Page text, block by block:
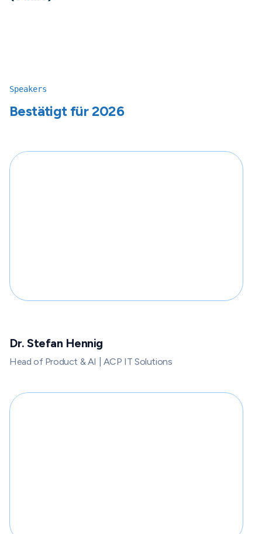
Speakers
Bestätigt für 2026
Dr. Stefan Hennig
Head of Product & AI | ACP IT Solutions